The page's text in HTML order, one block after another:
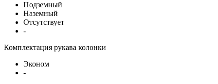
Подземный
Наземный
Отсутствует
-
Комплектация рукава колонки
Эконом
-